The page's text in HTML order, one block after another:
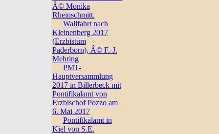
Â© Monika
Rheinschmitt.
Wallfahrt nach
Kleinenberg 2017
(Erzbistum
Paderborn), Â© F.-J.
Mehring
PMT-
Hauptversammlung
2017 in Billerbeck mit
Pontifikalamt von
Erzbischof Pozzo am
6. Mai 2017
Pontifikalamt in
Kiel von S.E.